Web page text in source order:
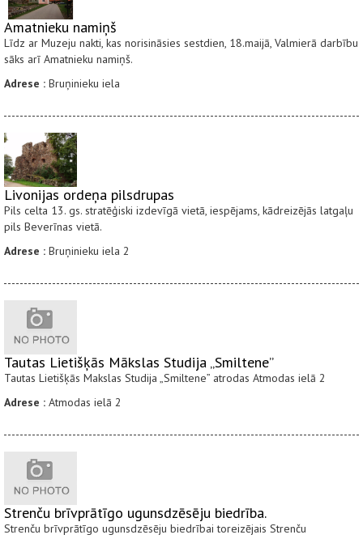
Amatnieku namiņš
Līdz ar Muzeju nakti, kas norisināsies sestdien, 18.maijā, Valmierā darbību
sāks arī Amatnieku namiņš.
Adrese : Bruņinieku iela
Livonijas ordeņa pilsdrupas
Pils celta 13. gs. stratēģiski izdevīgā vietā, iespējams, kādreizējās latgaļu
pils Beverīnas vietā.
Adrese : Bruņinieku iela 2
Tautas Lietišķās Mākslas Studija „Smiltene”
Tautas Lietišķās Makslas Studija „Smiltene” atrodas Atmodas ielā 2
Adrese : Atmodas ielā 2
Strenču brīvprātīgo ugunsdzēsēju biedrība.
Strenču brīvprātīgo ugunsdzēsēju biedrībai toreizējais Strenču